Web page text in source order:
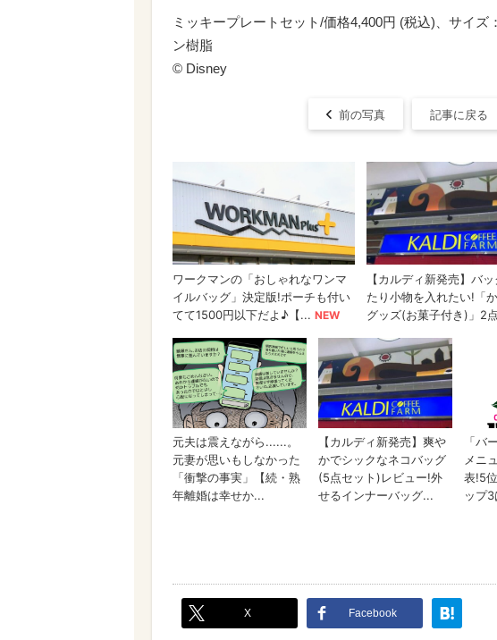
ミッキープレートセット/価格4,400円 (税込)、サイズ
ン樹脂
© Disney
前の写真 記事に戻る
X Facebook